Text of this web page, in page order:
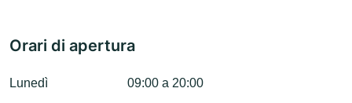
Orari di apertura
Lunedì 09:00 a 20:00